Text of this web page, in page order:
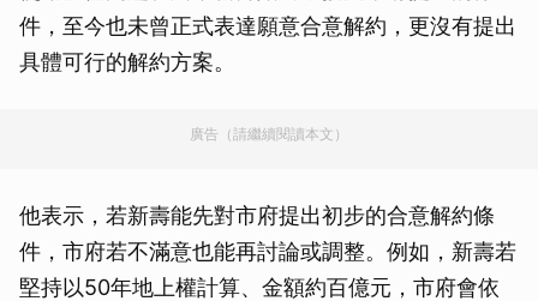
件，至今也未曾正式表達願意合意解約，更沒有提出
具體可行的解約方案。
廣告（請繼續閱讀本文）
他表示，若新壽能先對市府提出初步的合意解約條
件，市府若不滿意也能再討論或調整。例如，新壽若
堅持以50年地上權計算、金額約百億元，市府會依